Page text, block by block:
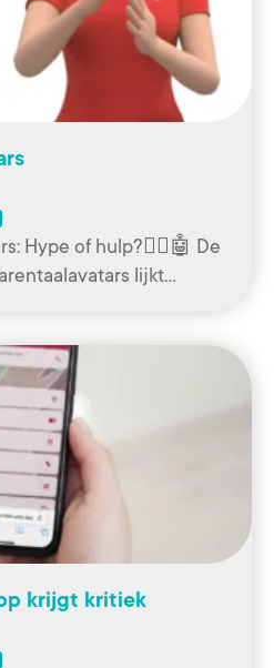
Hype of hulp?🧏‍♀️🤖 De
lijkt…
krijgt kritiek